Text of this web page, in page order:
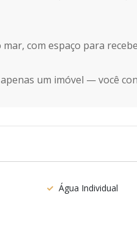
com espaço para
um imóvel — você
Água Individual